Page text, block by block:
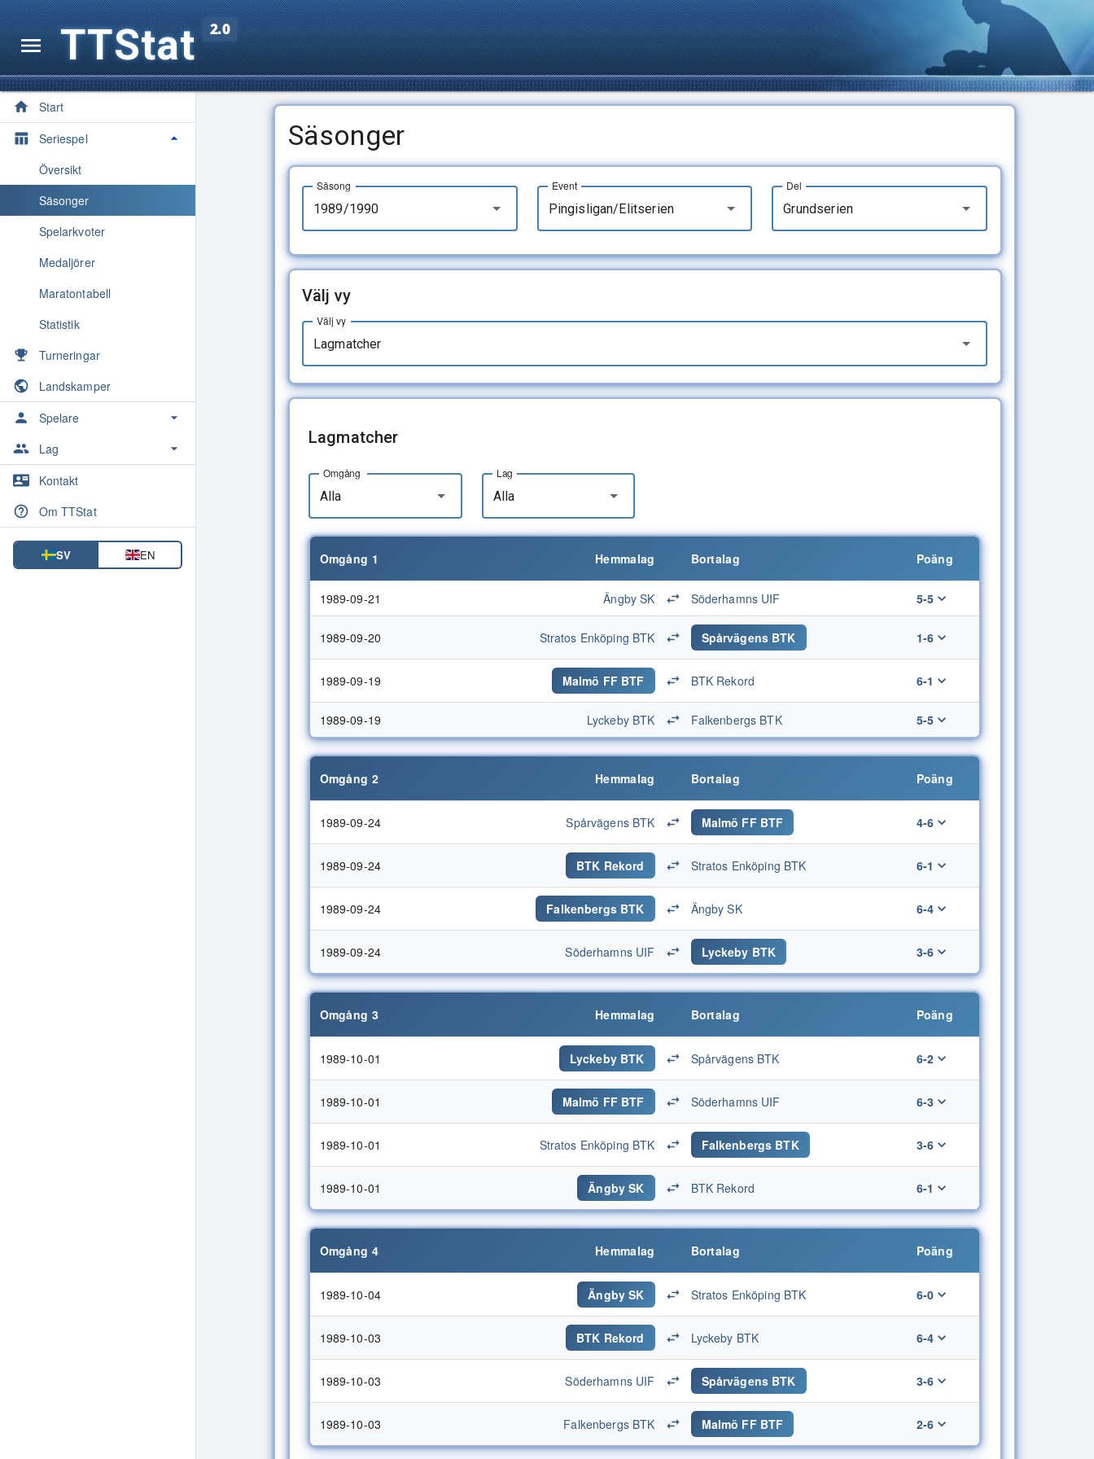
TTStat 2.0
Start
Seriespel
Översikt
Säsonger
Spelarkvoter
Medaljörer
Maratontabell
Statistik
Turneringar
Landskamper
Spelare
Spelare
Inbördes möten
Lag
Lag
Inbördes möten
Kontakt
Om TTStat
SV EN
Säsonger
1989/1990
Säsong
Pingisligan/Elitserien
Event
Grundserien
Del
Välj vy
Lagmatcher
Välj vy
Lagmatcher
Alla
Omgång
Alla
Lag
Omgång 1 Hemmalag Bortalag Poäng
1989-09-21 Ängby SK Söderhamns UIF 5-5
1989-09-20 Stratos Enköping BTK Spårvägens BTK 1-6
1989-09-19 Malmö FF BTF BTK Rekord 6-1
1989-09-19 Lyckeby BTK Falkenbergs BTK 5-5
Omgång 2 Hemmalag Bortalag Poäng
1989-09-24 Spårvägens BTK Malmö FF BTF 4-6
1989-09-24 BTK Rekord Stratos Enköping BTK 6-1
1989-09-24 Falkenbergs BTK Ängby SK 6-4
1989-09-24 Söderhamns UIF Lyckeby BTK 3-6
Omgång 3 Hemmalag Bortalag Poäng
1989-10-01 Lyckeby BTK Spårvägens BTK 6-2
1989-10-01 Malmö FF BTF Söderhamns UIF 6-3
1989-10-01 Stratos Enköping BTK Falkenbergs BTK 3-6
1989-10-01 Ängby SK BTK Rekord 6-1
Omgång 4 Hemmalag Bortalag Poäng
1989-10-04 Ängby SK Stratos Enköping BTK 6-0
1989-10-03 BTK Rekord Lyckeby BTK 6-4
1989-10-03 Söderhamns UIF Spårvägens BTK 3-6
1989-10-03 Falkenbergs BTK Malmö FF BTF 2-6